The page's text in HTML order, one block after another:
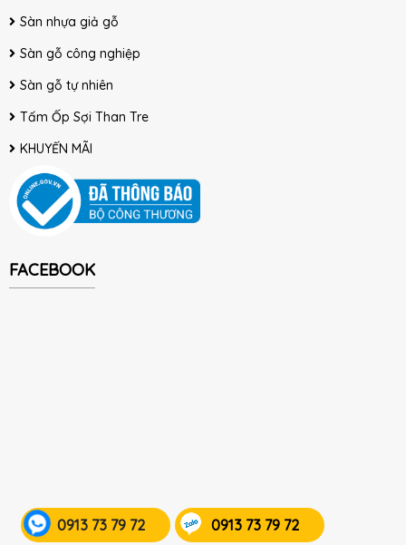
Sàn nhựa giả gỗ
Sàn gỗ công nghiệp
Sàn gỗ tự nhiên
Tấm Ốp Sợi Than Tre
KHUYẾN MÃI
FACEBOOK
0913 73 79 72 0913 73 79 72